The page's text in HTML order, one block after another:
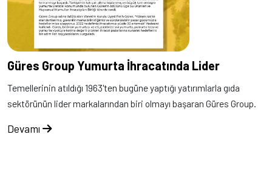
Güres Group Yumurta İhracatında Lider
Temellerinin atıldığı 1963'ten bugüne yaptığı yatırımlarla gıda
sektörünün lider markalarından biri olmayı başaran Güres Group.
Devamı